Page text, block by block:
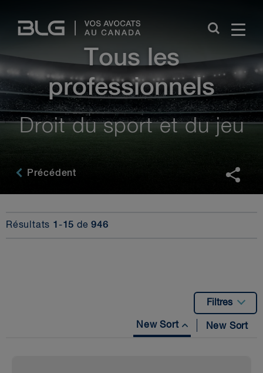
Links
Tous les
professionnels
Droit du sport et du jeu
Précédent
Résultats 1 -15 de946
Filtres
New Sort New Sort